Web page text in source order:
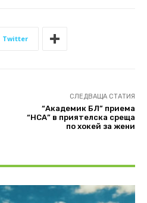
Twitter
СЛЕДВАЩА СТАТИЯ
“Академик БЛ” приема
“НСА” в приятелска среща
по хокей за жени